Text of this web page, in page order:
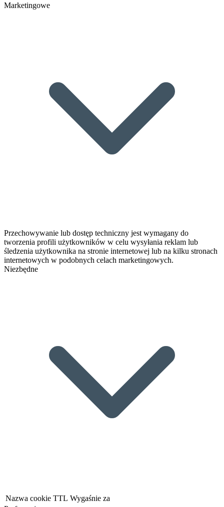
Marketingowe
Przechowywanie lub dostęp techniczny jest wymagany do
tworzenia profili użytkowników w celu wysyłania reklam lub
śledzenia użytkownika na stronie internetowej lub na kilku stronach
internetowych w podobnych celach marketingowych.
Niezbędne
Nazwa cookie TTL Wygaśnie za